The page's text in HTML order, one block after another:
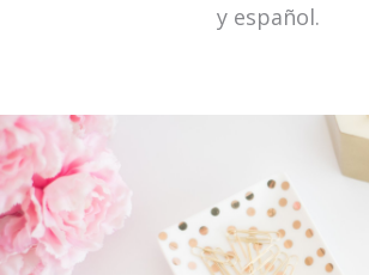
y español.